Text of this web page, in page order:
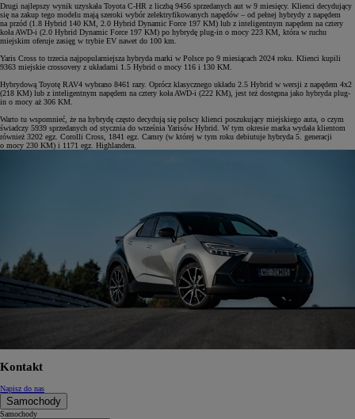
Drugi najlepszy wynik uzyskała Toyota C-HR z liczbą 9456 sprzedanych aut w 9 miesięcy. Klienci decydujący
się na zakup tego modelu mają szeroki wybór zelektryfikowanych napędów – od pełnej hybrydy z napędem
na przód (1.8 Hybrid 140 KM, 2.0 Hybrid Dynamic Force 197 KM) lub z inteligentnym napędem na cztery
koła AWD-i (2.0 Hybrid Dynamic Force 197 KM) po hybrydę plug-in o mocy 223 KM, która w ruchu
miejskim oferuje zasięg w trybie EV nawet do 100 km.
Yaris Cross to trzecia najpopularniejsza hybryda marki w Polsce po 9 miesiącach 2024 roku. Klienci kupili
9363 miejskie crossovery z układami 1.5 Hybrid o mocy 116 i 130 KM.
Hybrydową Toyotę RAV4 wybrano 8461 razy. Oprócz klasycznego układu 2.5 Hybrid w wersji z napędem 4x2
(218 KM) lub z inteligentnym napędem na cztery koła AWD-i (222 KM), jest też dostępna jako hybryda plug-
in o mocy aż 306 KM.
Warto tu wspomnieć, że na hybrydę często decydują się polscy klienci poszukujący miejskiego auta, o czym
świadczy 5939 sprzedanych od stycznia do września Yarisów Hybrid. W tym okresie marka wydała klientom
również 3202 egz. Corolli Cross, 1841 egz. Camry (w której w tym roku debiutuje hybryda 5. generacji
o mocy 230 KM) i 1171 egz. Highlandera.
Kontakt
Napisz do nas
Samochody
Samochody